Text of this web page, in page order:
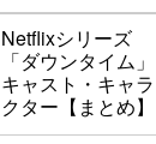
Netflixシリーズ
「ダウンタイム」
キャスト・キャラ
クター【まとめ】